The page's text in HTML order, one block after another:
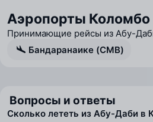
Аэропорты Коломбо
Принимающие рейсы из Абу-
Бандаранаике (CMB)
Вопросы и ответы
Сколько лететь из Абу-Даби в